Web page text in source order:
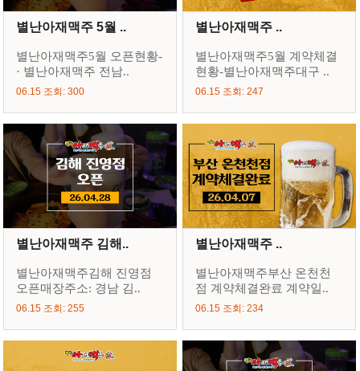
별난아재맥주 5월 ..
별난아재맥주5월 오픈현황-
· 별난아재맥주 전남..
06.15 조회: 300
별난아재맥주 ..
별난아재맥주5월 계약체결
현황-별난아재맥주대구 ..
06.15 조회: 247
별난아재맥주 김해..
별난아재맥주김해 진영점
오픈매장주소: 경남 김..
06.15 조회: 255
별난아재맥주 ..
별난아재맥주부산 온천천
점 계약체결완료 계약일..
06.15 조회: 234